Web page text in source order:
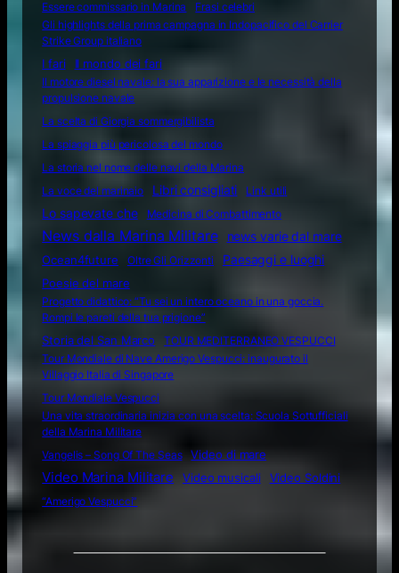
Essere commissario in Marina
Frasi celebri
Gli highlights della prima campagna in Indopacifico del Carrier
Strike Group italiano
I fari
Il mondo dei fari
Il motore diesel navale: la sua apparizione e le necessità della
propulsione navale
La scelta di Giorgia sommergibilista
La spiaggia più pericolosa del mondo
La storia nel nome delle navi della Marina
La voce del marinaio
Libri consigliati Link utili
Lo sapevate che Medicina di Combattimento
News dalla Marina Militare
news varie dal mare
Ocean4future
Oltre Gli Orizzonti
Paesaggi e luoghi
Poesie del mare
Progetto didattico: “Tu sei un intero oceano in una goccia.
Rompi le pareti della tua prigione”
Storia del San Marco
TOUR MEDITERRANEO VESPUCCI
Tour Mondiale di Nave Amerigo Vespucci: inaugurato il
Villaggio Italia di Singapore
Tour Mondiale Vespucci
Una vita straordinaria inizia con una scelta: Scuola Sottufficiali
della Marina Militare
Vangelis – Song Of The Seas
Video di mare
Video Marina Militare Video musicali
Video Soldini
“Amerigo Vespucci”